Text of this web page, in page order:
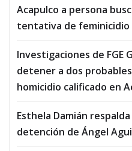
Acapulco a persona
tentativa de feminicidio
Investigaciones de FGE
detener a dos
homicidio calificado en
Esthela Damián
detención de Ángel